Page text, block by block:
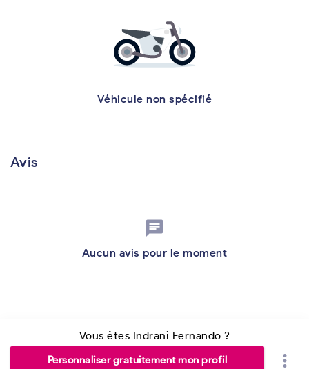
Véhicule non spécifié
Avis
chat
Aucun avis pour le moment
Vous êtes Indrani Fernando ?
Personnaliser gratuitement mon profil more_vert